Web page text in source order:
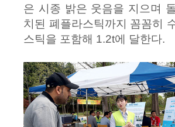
은 시종 밝은 웃음을 지으며
치된 폐플라스틱까지 꼼꼼히
스틱을 포함해 1.2t에 달한다.